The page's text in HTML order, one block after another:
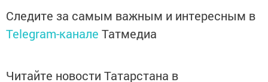
Следите за самым важным и интересным в
Telegram-канале Татмедиа
Читайте новости Татарстана в